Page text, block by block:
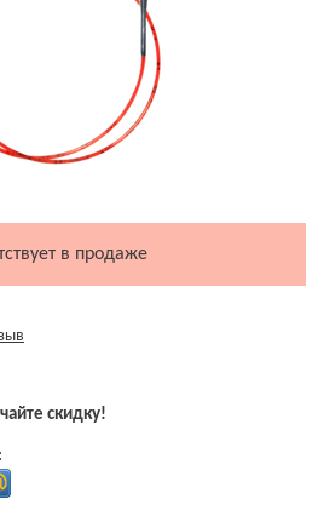
в продаже
скидку!